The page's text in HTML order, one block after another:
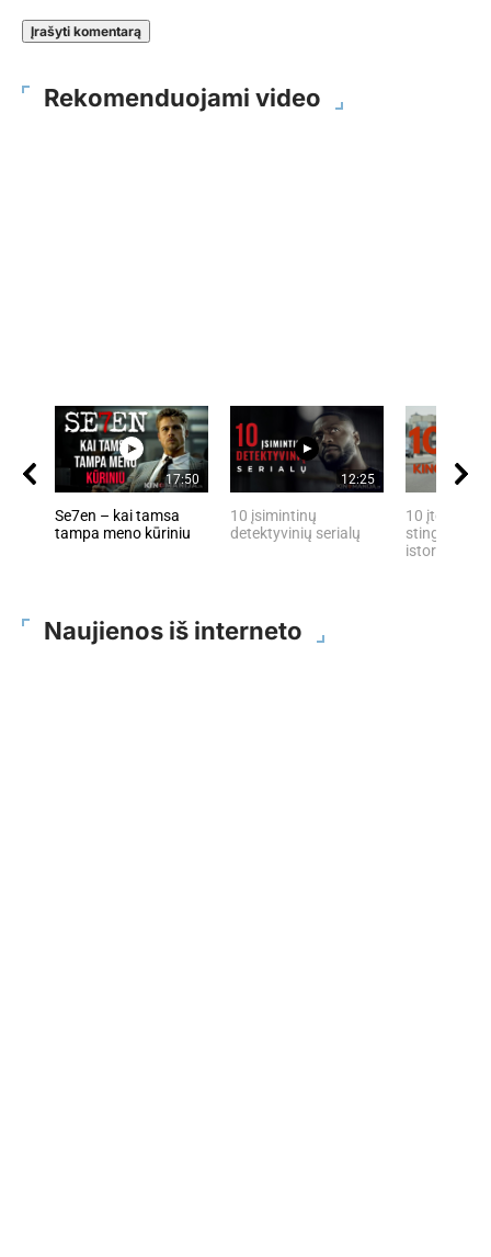
Rekomenduojami video
17:50
Se7en – kai tamsa
tampa meno kūriniu
12:25
10 įsimintinų
detektyvinių serialų
10 įtemptų,
stingdančių
istorijų
Naujienos iš interneto